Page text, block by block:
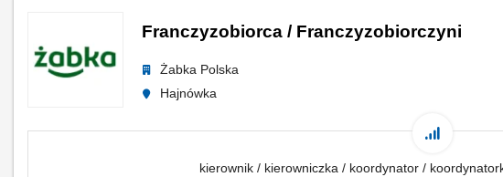
Franczyzobiorca / Franczyzobiorczyni
Żabka Polska
Hajnówka
kierownik / kierowniczka / koordynator /